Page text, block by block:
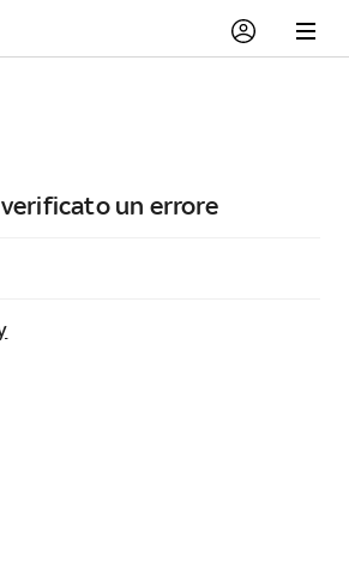
un errore